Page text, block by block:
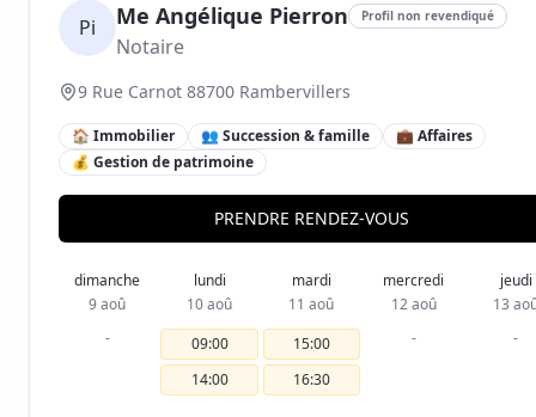
Pi Me Angélique Pierron Profil non revendiqué
Notaire
9 Rue Carnot 88700 Rambervillers
🏠 Immobilier 👥 Succession & famille
💼 Affaires
💰 Gestion de patrimoine
PRENDRE RENDEZ-VOUS
dimanche
9 aoû
-
lundi
10 aoû
09:00
14:00
mardi
11 aoû
15:00
16:30
mercredi
12 aoû
-
jeudi
13
-